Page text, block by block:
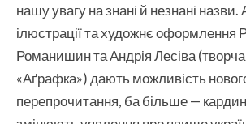
нашу увагу на знані й незнані
ілюстрації та художнє оформлення
Романишин та Андрія Лесіва
«Аґрафка») дають можливість
перепрочитання, ба більше —